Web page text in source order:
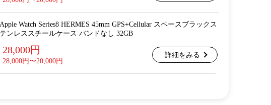
Apple Watch Series8 HERMES 45mm GPS+Cellular スペースブラックス
テンレススチールケース バンドなし 32GB
28,000円
28,000円〜20,000円
詳細をみる